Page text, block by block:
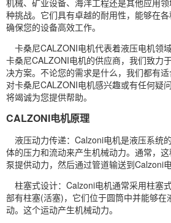
种挑战。它们具有卓越的耐用性，能够在各
确保您的设备高效工作。
卡桑尼CALZONI电机代表着液压电机领
卡桑尼CALZONI电机的供应商，我们致力
决方案。不论您的需求是什么，我们都有
对卡桑尼CALZONI电机感兴趣或有任何疑
将竭诚为您提供帮助。
CALZONI电机原理
液压动力传递：Calzoni电机是液压系统
体的压力和流动来产生机械动力。通常，
泵提供动力，然后通过管道输送到Calzoni电
柱塞式设计：Calzoni电机通常采用柱塞
部有柱塞(活塞)，它们位于圆筒中并能够在
动。这个运动产生机械动力。